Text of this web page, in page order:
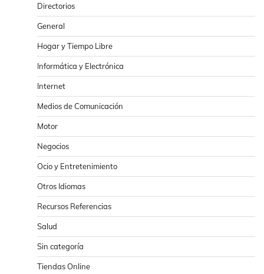
Directorios
General
Hogar y Tiempo Libre
Informática y Electrónica
Internet
Medios de Comunicación
Motor
Negocios
Ocio y Entretenimiento
Otros Idiomas
Recursos Referencias
Salud
Sin categoría
Tiendas Online